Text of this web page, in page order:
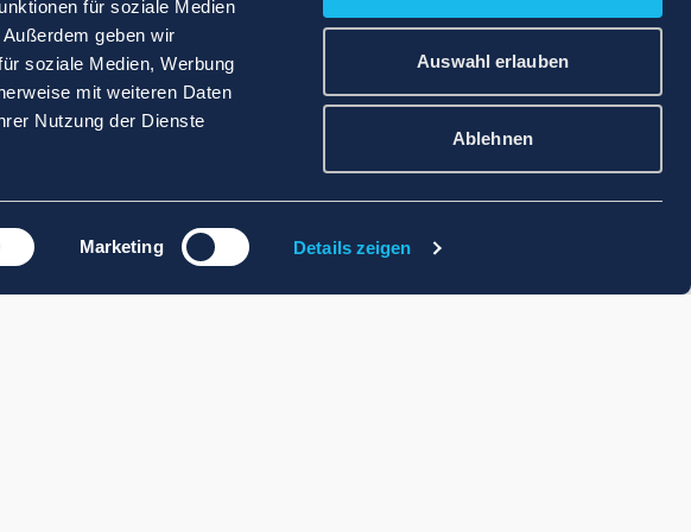
für soziale Medien
geben wir
soziale Medien, Werbung
mit weiteren Daten
Nutzung der Dienste
Marketing Details zeigen
Auswahl erlauben
Ablehnen